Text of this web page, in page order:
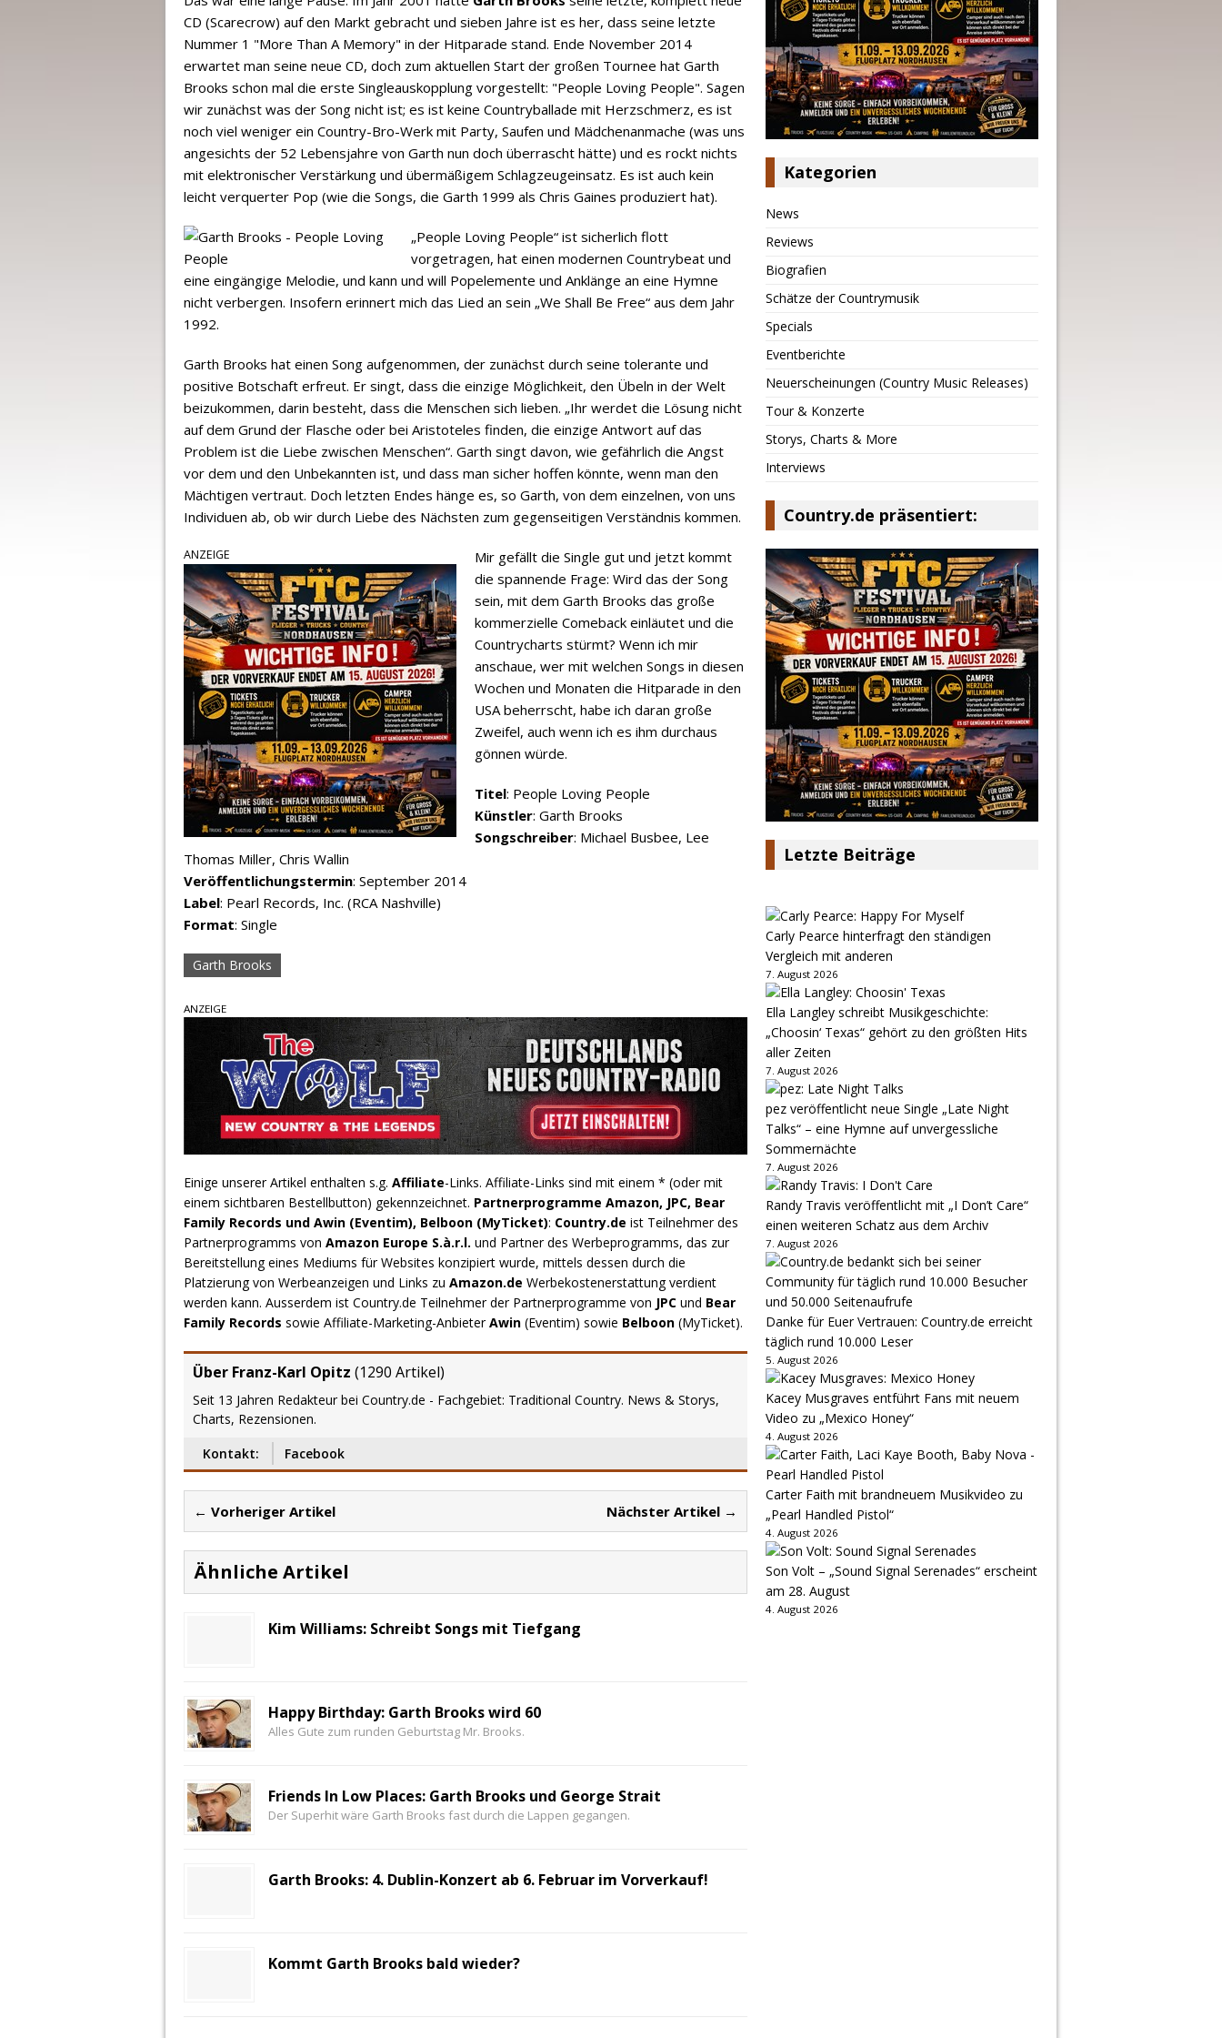
CD (Scarecrow) auf den Markt gebracht und sieben Jahre ist es her, dass seine letzte
Nummer 1 "More Than A Memory" in der Hitparade stand. Ende November 2014
erwartet man seine neue CD, doch zum aktuellen Start der großen Tournee hat Garth
Brooks schon mal die erste Singleauskopplung vorgestellt: "People Loving People". Sagen
wir zunächst was der Song nicht ist; es ist keine Countryballade mit Herzschmerz, es ist
noch viel weniger ein Country-Bro-Werk mit Party, Saufen und Mädchenanmache (was uns
angesichts der 52 Lebensjahre von Garth nun doch überrascht hätte) und es rockt nichts
mit elektronischer Verstärkung und übermäßigem Schlagzeugeinsatz. Es ist auch kein
leicht verquerter Pop (wie die Songs, die Garth 1999 als Chris Gaines produziert hat).
„People Loving People“ ist sicherlich flott
vorgetragen, hat einen modernen Countrybeat und
eine eingängige Melodie, und kann und will Popelemente und Anklänge an eine Hymne
nicht verbergen. Insofern erinnert mich das Lied an sein „We Shall Be Free“ aus dem Jahr
1992.
Garth Brooks hat einen Song aufgenommen, der zunächst durch seine tolerante und
positive Botschaft erfreut. Er singt, dass die einzige Möglichkeit, den Übeln in der Welt
beizukommen, darin besteht, dass die Menschen sich lieben. „Ihr werdet die Lösung nicht
auf dem Grund der Flasche oder bei Aristoteles finden, die einzige Antwort auf das
Problem ist die Liebe zwischen Menschen“. Garth singt davon, wie gefährlich die Angst
vor dem und den Unbekannten ist, und dass man sicher hoffen könnte, wenn man den
Mächtigen vertraut. Doch letzten Endes hänge es, so Garth, von dem einzelnen, von uns
Individuen ab, ob wir durch Liebe des Nächsten zum gegenseitigen Verständnis kommen.
ANZEIGE
Mir gefällt die Single gut und jetzt kommt
die spannende Frage: Wird das der Song
sein, mit dem Garth Brooks das große
kommerzielle Comeback einläutet und die
Countrycharts stürmt? Wenn ich mir
anschaue, wer mit welchen Songs in diesen
Wochen und Monaten die Hitparade in den
USA beherrscht, habe ich daran große
Zweifel, auch wenn ich es ihm durchaus
gönnen würde.
Titel: People Loving People
Künstler: Garth Brooks
Songschreiber: Michael Busbee, Lee
Thomas Miller, Chris Wallin
Veröffentlichungstermin: September 2014
Label: Pearl Records, Inc. (RCA Nashville)
Format: Single
Garth Brooks
ANZEIGE
Einige unserer Artikel enthalten s.g. Affiliate-Links. Affiliate-Links sind mit einem * (oder mit
einem sichtbaren Bestellbutton) gekennzeichnet. Partnerprogramme Amazon, JPC, Bear
Family Records und Awin (Eventim), Belboon (MyTicket): Country.de ist Teilnehmer des
Partnerprogramms von Amazon Europe S.à.r.l. und Partner des Werbeprogramms, das zur
Bereitstellung eines Mediums für Websites konzipiert wurde, mittels dessen durch die
Platzierung von Werbeanzeigen und Links zu Amazon.de Werbekostenerstattung verdient
werden kann. Ausserdem ist Country.de Teilnehmer der Partnerprogramme von JPC und Bear
Family Records sowie Affiliate-Marketing-AnbieterAwin (Eventim) sowie Belboon (MyTicket).
Über Franz-Karl Opitz (1290 Artikel)
Seit 13 Jahren Redakteur bei Country.de - Fachgebiet: Traditional Country. News & Storys,
Charts, Rezensionen.
Kontakt:
Facebook
← Vorheriger Artikel Nächster Artikel →
Ähnliche Artikel
Kim Williams: Schreibt Songs mit Tiefgang
Happy Birthday: Garth Brooks wird 60
Alles Gute zum runden Geburtstag Mr. Brooks.
Friends In Low Places: Garth Brooks und George Strait
Der Superhit wäre Garth Brooks fast durch die Lappen gegangen.
Garth Brooks: 4. Dublin-Konzert ab 6. Februar im Vorverkauf!
Kommt Garth Brooks bald wieder?
Kategorien
News
Reviews
Biografien
Schätze der Countrymusik
Specials
Eventberichte
Neuerscheinungen (Country Music Releases)
Tour & Konzerte
Storys, Charts & More
Interviews
Country.de präsentiert:
Letzte Beiträge
Carly Pearce hinterfragt den ständigen
Vergleich mit anderen
7. August 2026
Ella Langley schreibt Musikgeschichte:
„Choosin‘ Texas“ gehört zu den größten Hits
aller Zeiten
7. August 2026
pez veröffentlicht neue Single „Late Night
Talks“ – eine Hymne auf unvergessliche
Sommernächte
7. August 2026
Randy Travis veröffentlicht mit „I Don’t Care“
einen weiteren Schatz aus dem Archiv
7. August 2026
Danke für Euer Vertrauen: Country.de erreicht
täglich rund 10.000 Leser
5. August 2026
Kacey Musgraves entführt Fans mit neuem
Video zu „Mexico Honey“
4. August 2026
Carter Faith mit brandneuem Musikvideo zu
„Pearl Handled Pistol“
4. August 2026
Son Volt – „Sound Signal Serenades“ erscheint
am 28. August
4. August 2026